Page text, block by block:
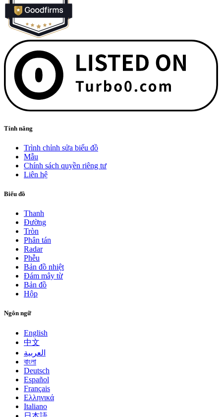
Tính năng
Trình chỉnh sửa biểu đồ
Mẫu
Chính sách quyền riêng tư
Liên hệ
Biểu đồ
Thanh
Đường
Tròn
Phân tán
Radar
Phễu
Bản đồ nhiệt
Đám mây từ
Bản đồ
Hộp
Ngôn ngữ
English
中文
العربية
বাংলা
Deutsch
Español
Français
Ελληνικά
Italiano